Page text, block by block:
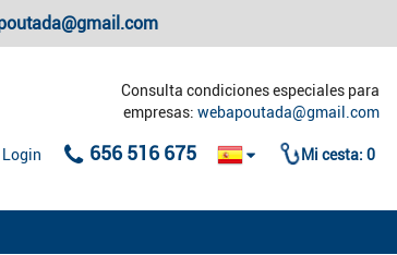
Consulta condiciones especiales para
empresas: webapoutada@gmail.com
Login 656 516 675 Mi cesta: 0